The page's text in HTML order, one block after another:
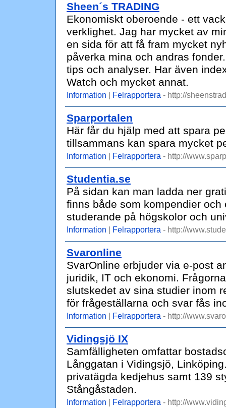
Sheen´s TRADING
Ekonomiskt oberoende - ett
verklighet. Jag har mycket av
en sida för att få fram mycket
påverka mina och andras
tips och analyser. Har även
Watch och mycket annat.
Information | Felrapportera - http://
Sparportalen
Här får du hjälp med att spara
tillsammans kan spara mycket
Information | Felrapportera - http://
Studentia.se
På sidan kan man ladda ner
finns både som kompendier
studerande på högskolor och
Information | Felrapportera - http://
Svaronline
SvarOnline erbjuder via e-post
juridik, IT och ekonomi.
slutskedet av sina studier inom
för frågeställarna och svar fås
Information | Felrapportera - http://
Vidingsjö IX
Samfälligheten omfattar
Långgatan i Vidingsjö,
privatägda kedjehus samt 139
Stångåstaden.
Information | Felrapportera - http://